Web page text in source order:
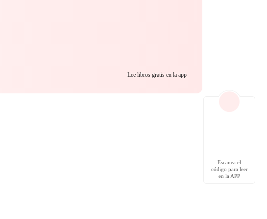
Lee libros gratis en la app
Escanea el
código para leer
en la APP